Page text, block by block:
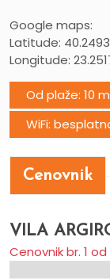
Google maps:
Latitude:
Longitude:
Od plaže: 10 m
WiFi:
Cenovnik
VILA
Cenovnik br. 1 od